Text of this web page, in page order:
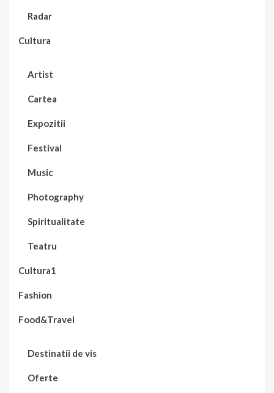
Radar
Cultura
Artist
Cartea
Expozitii
Festival
Music
Photography
Spiritualitate
Teatru
Cultura1
Fashion
Food&Travel
Destinatii de vis
Oferte